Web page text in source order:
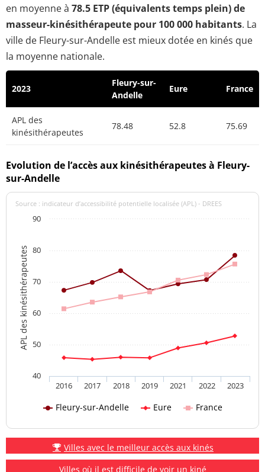
en moyenne à 78.5 ETP (équivalents temps plein) de
masseur-kinésithérapeute pour 100 000 habitants. La
ville de Fleury-sur-Andelle est mieux dotée en kinés que
la moyenne nationale.
2023
Fleury-sur-
Andelle
Eure France
APL des
kinésithérapeutes
78.48 52.8 75.69
Evolution de l’accès aux kinésithérapeutes à Fleury-
sur-Andelle
APL des kinésithérapeutes
Source : indicateur d’accessibilité potentielle localisée (APL) - DREES
Fleury-sur-Andelle Eure France
2016 2017 2018 2019 2021 2022 2023
40
50
60
70
80
90
Villes avec le meilleur accès aux kinés
Villes où il est difficile de voir un kiné